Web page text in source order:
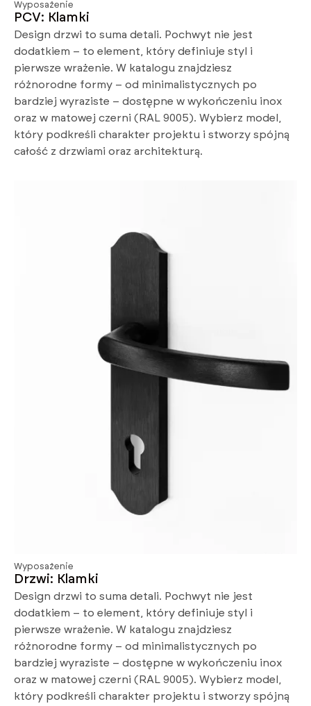
Wyposażenie
PCV: Klamki
Design drzwi to suma detali. Pochwyt nie jest
dodatkiem – to element, który definiuje styl i
pierwsze wrażenie. W katalogu znajdziesz
różnorodne formy – od minimalistycznych po
bardziej wyraziste – dostępne w wykończeniu inox
oraz w matowej czerni (RAL 9005). Wybierz model,
który podkreśli charakter projektu i stworzy spójną
całość z drzwiami oraz architekturą.
Wyposażenie
Drzwi: Klamki
Design drzwi to suma detali. Pochwyt nie jest
dodatkiem – to element, który definiuje styl i
pierwsze wrażenie. W katalogu znajdziesz
różnorodne formy – od minimalistycznych po
bardziej wyraziste – dostępne w wykończeniu inox
oraz w matowej czerni (RAL 9005). Wybierz model,
który podkreśli charakter projektu i stworzy spójną